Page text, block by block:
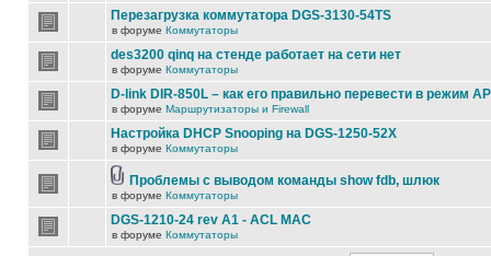
Перезагрузка коммутатора DGS-3130-54TS
в форуме Коммутаторы
des3200 qinq на стенде работает на сети нет
в форуме Коммутаторы
D-link DIR-850L – как его правильно перевести в режим
в форуме Маршрутизаторы и Firewall
Настройка DHCP Snooping на DGS-1250-52X
в форуме Коммутаторы
Проблемы с выводом команды show fdb, шлюк
в форуме Коммутаторы
DGS-1210-24 rev A1 - ACL MAC
в форуме Коммутаторы